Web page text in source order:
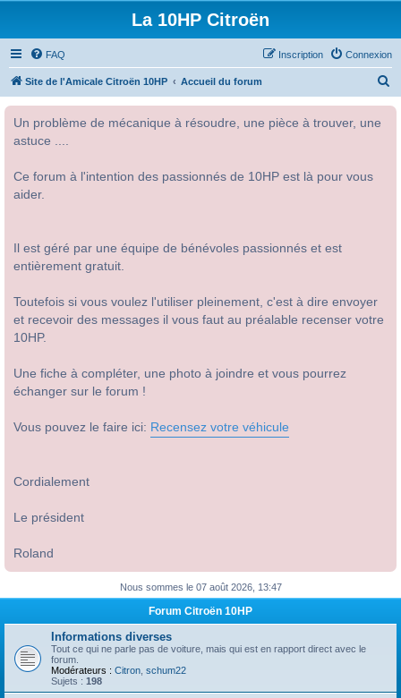
La 10HP Citroën
FAQ Connexion
Inscription
Site de l'Amicale Citroën 10HP Accueil du forum
Un problème de mécanique à résoudre, une pièce à trouver, une
astuce ....
Ce forum à l'intention des passionnés de 10HP est là pour vous
aider.
Il est géré par une équipe de bénévoles passionnés et est
entièrement gratuit.
Toutefois si vous voulez l'utiliser pleinement, c'est à dire envoyer
et recevoir des messages il vous faut au préalable recenser votre
10HP.
Une fiche à compléter, une photo à joindre et vous pourrez
échanger sur le forum !
Vous pouvez le faire ici: Recensez votre véhicule
Cordialement
Le président
Roland
Nous sommes le 07 août 2026, 13:47
Forum Citroën 10HP
Informations diverses
Tout ce qui ne parle pas de voiture, mais qui est en rapport direct avec le
forum.
Modérateurs : Citron schum22
Sujets : 198